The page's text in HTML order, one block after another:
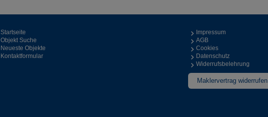
Startseite
Objekt Suche
Neueste Objekte
Kontaktformular
Impressum
AGB
Cookies
Datenschutz
Widerrufsbelehrung
Maklervertrag widerrufen